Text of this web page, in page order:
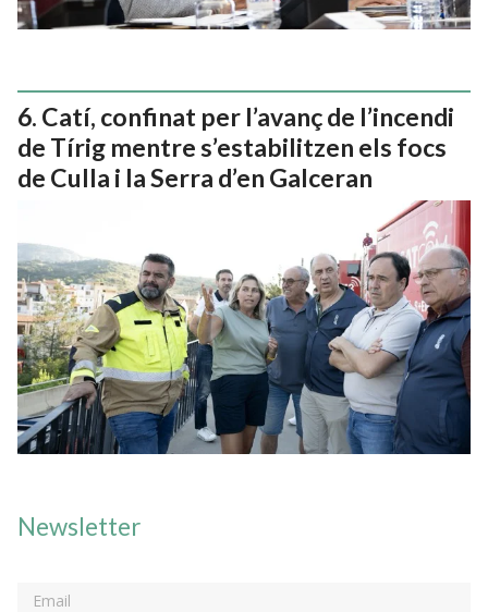
Catí, confinat per l’avanç de l’incendi
de Tírig mentre s’estabilitzen els focs
de Culla i la Serra d’en Galceran
Newsletter